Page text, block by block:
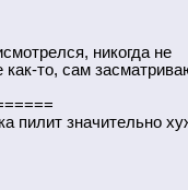
никогда не
то, сам
пилит значительно